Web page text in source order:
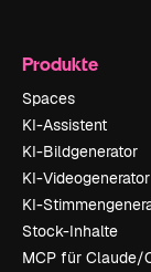
Produkte
Spaces
KI-Assistent
KI-Bildgenerator
KI-Videogenerator
KI-
Stock-Inhalte
MCP für Claude/